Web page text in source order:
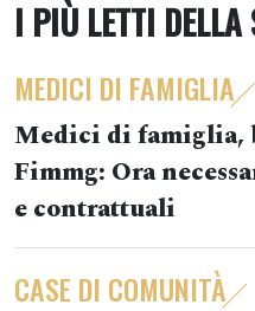
I PIÙ LETTI DELLA
MEDICI DI FAMIGLIA
Medici di famiglia,
Fimmg: Ora
e contrattuali
CASE DI COMUNITÀ